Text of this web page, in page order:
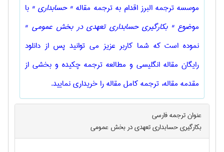
موسسه ترجمه البرز اقدام به ترجمه مقاله " حسابداری " با
موضوع" بکارگیری حسابداری تعهدی در بخش عمومی "
نموده است که شما کاربر عزیز می توانید پس از دانلود
رایگان مقاله انگلیسی و مطالعه ترجمه چکیده و بخشی از
مقدمه مقاله، ترجمه کامل مقاله را خریداری نمایید.
عنوان ترجمه فارسی
بکارگیری حسابداری تعهدی در بخش عمومی